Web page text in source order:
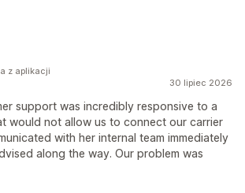
30 lipiec 2026
support was incredibly responsive to a
would not allow us to connect our carrier
with her internal team immediately
along the way. Our problem was
z aplikacji